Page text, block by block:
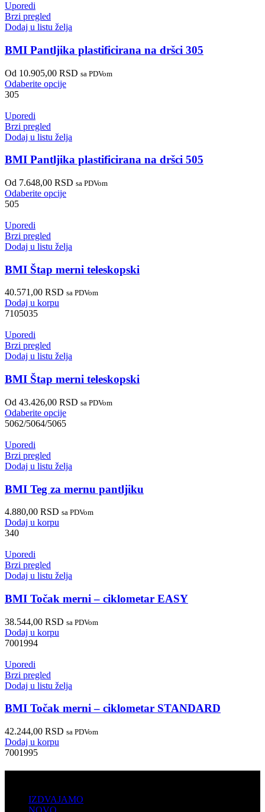
Uporedi
Brzi pregled
Dodaj u listu želja
BMI Pantljika plastificirana na dršci 305
Od 10.905,00 RSD sa PDVom
Odaberite opcije
305
Uporedi
Brzi pregled
Dodaj u listu želja
BMI Pantljika plastificirana na dršci 505
Od 7.648,00 RSD sa PDVom
Odaberite opcije
505
Uporedi
Brzi pregled
Dodaj u listu želja
BMI Štap merni teleskopski
40.571,00 RSD sa PDVom
Dodaj u korpu
7105035
Uporedi
Brzi pregled
Dodaj u listu želja
BMI Štap merni teleskopski
Od 43.426,00 RSD sa PDVom
Odaberite opcije
5062/5064/5065
Uporedi
Brzi pregled
Dodaj u listu želja
BMI Teg za mernu pantljiku
4.880,00 RSD sa PDVom
Dodaj u korpu
340
Uporedi
Brzi pregled
Dodaj u listu želja
BMI Točak merni – ciklometar EASY
38.544,00 RSD sa PDVom
Dodaj u korpu
7001994
Uporedi
Brzi pregled
Dodaj u listu želja
BMI Točak merni – ciklometar STANDARD
42.244,00 RSD sa PDVom
Dodaj u korpu
7001995
IZDVAJAMO
NOVO